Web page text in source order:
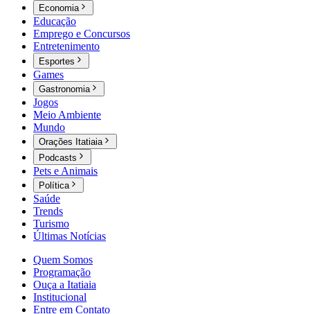
Economia
Educação
Emprego e Concursos
Entretenimento
Esportes
Games
Gastronomia
Jogos
Meio Ambiente
Mundo
Orações Itatiaia
Podcasts
Pets e Animais
Política
Saúde
Trends
Turismo
Últimas Notícias
Quem Somos
Programação
Ouça a Itatiaia
Institucional
Entre em Contato